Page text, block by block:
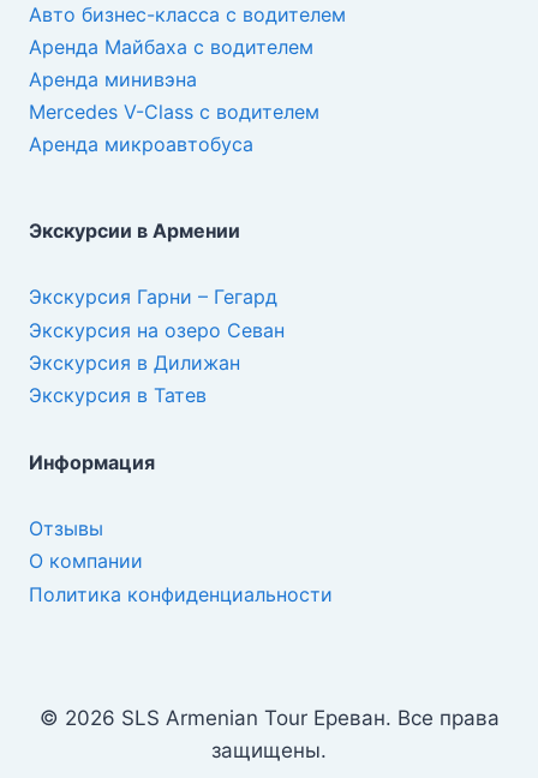
Авто бизнес-класса с водителем
Аренда Майбаха с водителем
Аренда минивэна
Mercedes V-Class с водителем
Аренда микроавтобуса
Экскурсии в Армении
Экскурсия Гарни – Гегард
Экскурсия на озеро Севан
Экскурсия в Дилижан
Экскурсия в Татев
Информация
Отзывы
О компании
Политика конфиденциальности
© 2026 SLS Armenian Tour Ереван. Все права
защищены.